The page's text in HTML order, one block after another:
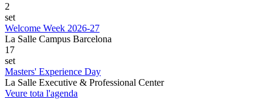
2
set
Welcome Week 2026-27
La Salle Campus Barcelona
17
set
Masters' Experience Day
La Salle Executive & Professional Center
Veure tota l'agenda